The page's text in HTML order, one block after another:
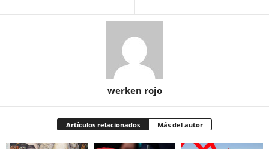
werken rojo
Artículos relacionados Más del autor